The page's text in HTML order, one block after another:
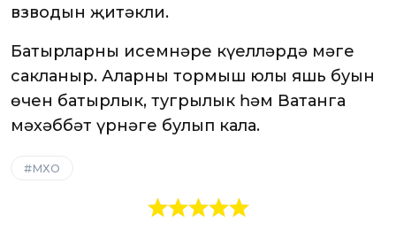
взводын җитәкли.
Батырларның исемнәре күңелләрдә мәңге
сакланыр. Аларның тормыш юлы яшь буын
өчен батырлык, тугрылык һәм Ватанга
мәхәббәт үрнәге булып кала.
МХО